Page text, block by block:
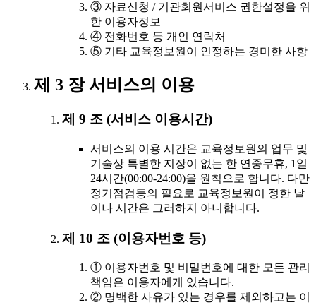
③ 자료신청 / 기관회원서비스 권한설정을 위
한 이용자정보
④ 전화번호 등 개인 연락처
⑤ 기타 교육정보원이 인정하는 경미한 사항
제 3 장 서비스의 이용
제 9 조 (서비스 이용시간)
서비스의 이용 시간은 교육정보원의 업무 및
기술상 특별한 지장이 없는 한 연중무휴, 1일
24시간(00:00-24:00)을 원칙으로 합니다. 다만
정기점검등의 필요로 교육정보원이 정한 날
이나 시간은 그러하지 아니합니다.
제 10 조 (이용자번호 등)
① 이용자번호 및 비밀번호에 대한 모든 관리
책임은 이용자에게 있습니다.
② 명백한 사유가 있는 경우를 제외하고는 이